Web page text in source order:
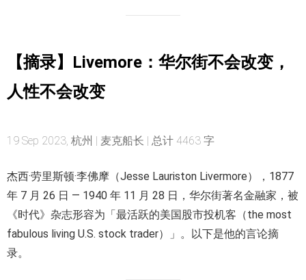
【摘录】Livemore：华尔街不会改变，
人性不会改变
19 Sep 2023, 杭州 | 麦克船长 | 总计 4463 字
杰西·劳里斯顿·李佛摩（Jesse Lauriston Livermore），1877
年 7 月 26 日 — 1940 年 11 月 28 日，华尔街著名金融家，被
《时代》杂志形容为「最活跃的美国股市投机客（the most
fabulous living U.S. stock trader）」。以下是他的言论摘
录。